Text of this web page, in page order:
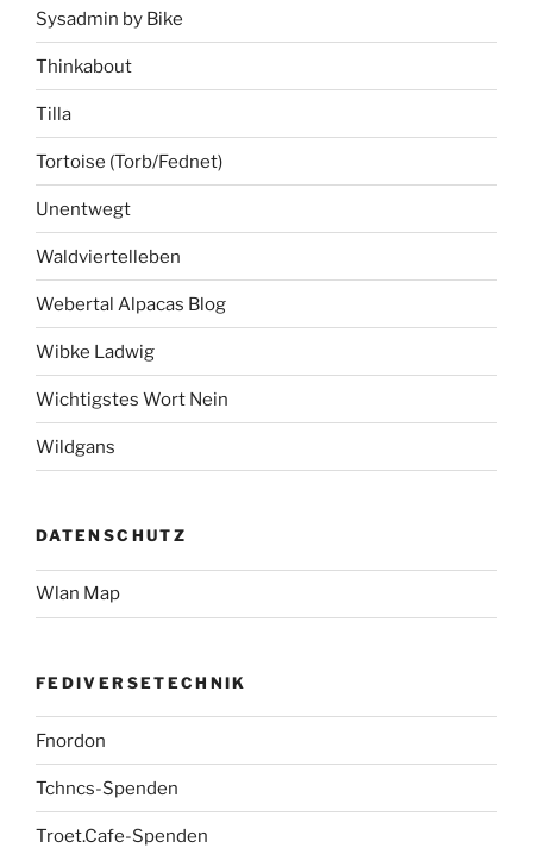
Sysadmin by Bike
Thinkabout
Tilla
Tortoise (Torb/Fednet)
Unentwegt
Waldviertelleben
Webertal Alpacas Blog
Wibke Ladwig
Wichtigstes Wort Nein
Wildgans
DATENSCHUTZ
Wlan Map
FEDIVERSETECHNIK
Fnordon
Tchncs-Spenden
Troet.Cafe-Spenden